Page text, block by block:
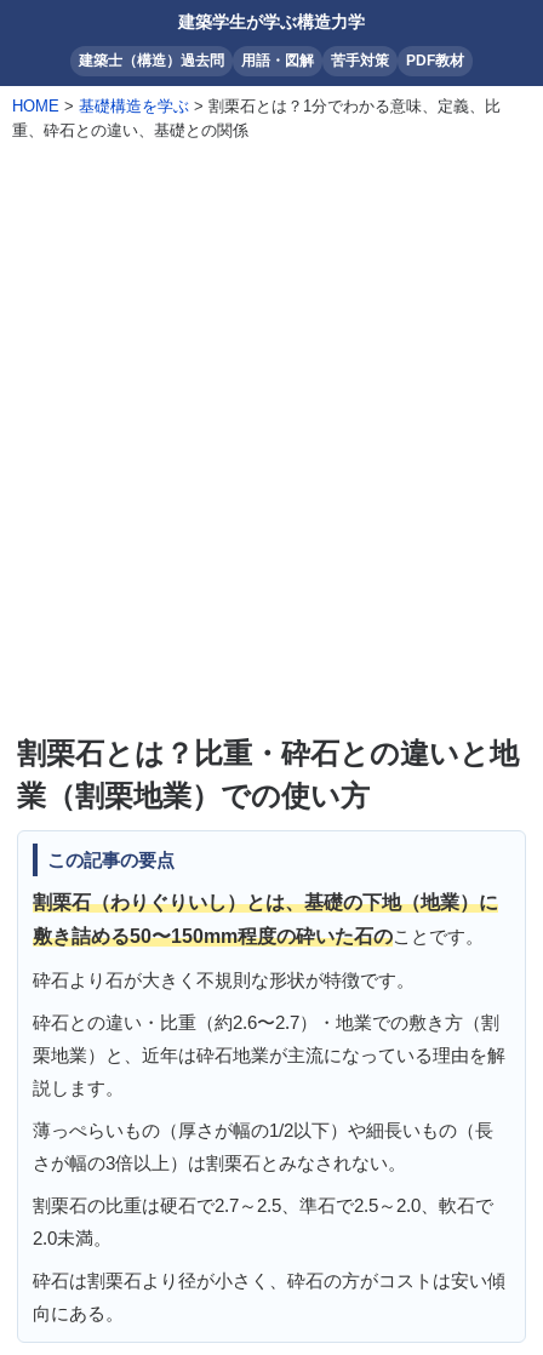
建築学生が学ぶ構造力学
建築士（構造）過去問 用語・図解 苦手対策 PDF教材
HOME > 基礎構造を学ぶ > 割栗石とは？1分でわかる意味、定義、比
重、砕石との違い、基礎との関係
割栗石とは？比重・砕石との違いと地
業（割栗地業）での使い方
この記事の要点
割栗石（わりぐりいし）とは、基礎の下地（地業）に
敷き詰める50〜150mm程度の砕いた石のことです。
砕石より石が大きく不規則な形状が特徴です。
砕石との違い・比重（約2.6〜2.7）・地業での敷き方（割
栗地業）と、近年は砕石地業が主流になっている理由を解
説します。
薄っぺらいもの（厚さが幅の1/2以下）や細長いもの（長
さが幅の3倍以上）は割栗石とみなされない。
割栗石の比重は硬石で2.7～2.5、準石で2.5～2.0、軟石で
2.0未満。
砕石は割栗石より径が小さく、砕石の方がコストは安い傾
向にある。